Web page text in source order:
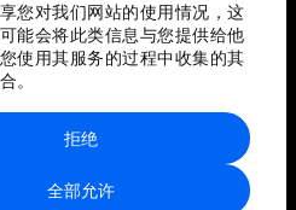
您对我们网站的使用情况，这
能会将此类信息与您提供给他
使用其服务的过程中收集的其
。
全部允许
拒绝
点地图